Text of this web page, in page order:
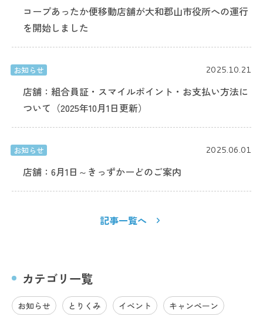
コープあったか便移動店舗が大和郡山市役所への運行
を開始しました
お知らせ 2025.10.21
店舗：組合員証・スマイルポイント・お支払い方法に
ついて（2025年10月1日更新）
お知らせ 2025.06.01
店舗：6月1日～きっずかーどのご案内
記事一覧へ
カテゴリ一覧
お知らせ とりくみ イベント キャンペーン